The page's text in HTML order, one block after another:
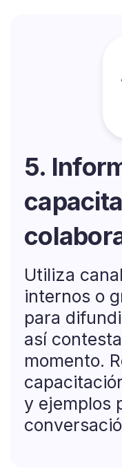
5.
Utiliza
internos o
para
así
momento.
y ejemplos